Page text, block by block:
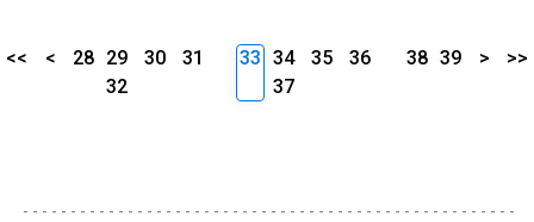
<< < 28 29 30
31
32
33 34 35
36
37
38 39 > >>